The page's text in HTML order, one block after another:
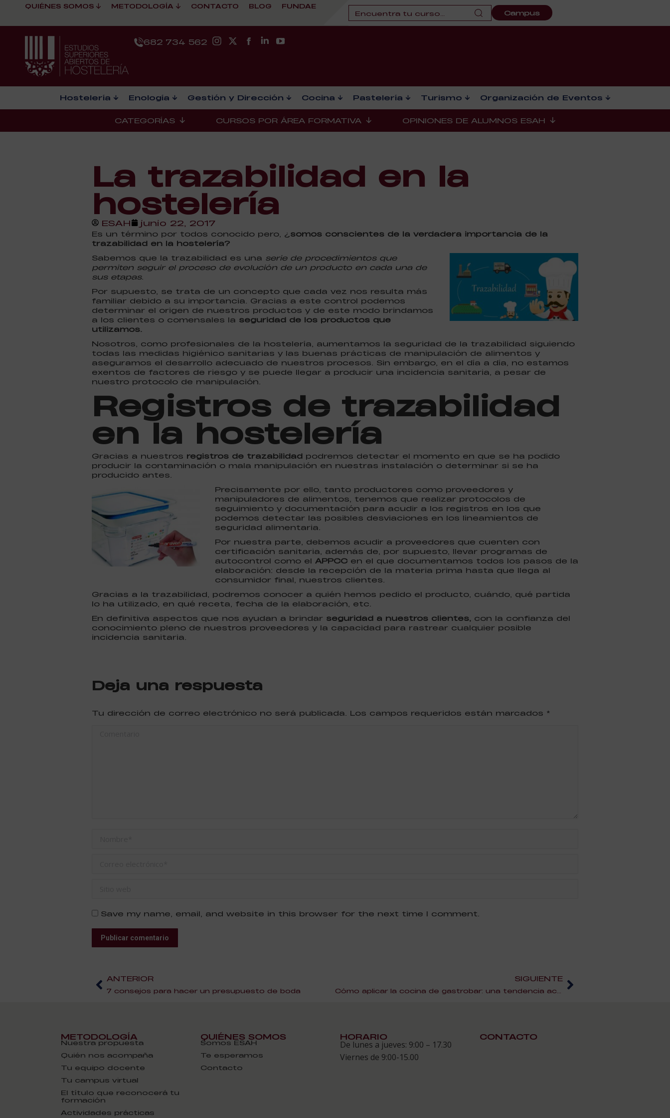
QUIÉNES SOMOS METODOLOGÍA CONTACTO BLOG FUNDAE
Campus
682 734 562
Hostelería Enología Gestión y Dirección Cocina Pastelería Turismo Organización de Eventos
CATEGORÍAS CURSOS POR ÁREA FORMATIVA OPINIONES DE ALUMNOS ESAH
La trazabilidad en la
hostelería
ESAH junio 22, 2017
Es un término por todos conocido pero, ¿ somos conscientes de la verdadera importancia de la
trazabilidad en la hostelería?
Sabemos que la trazabilidad es una serie de procedimientos que
permiten seguir el proceso de evolución de un producto en cada una de
sus etapas.
Por supuesto, se trata de un concepto que cada vez nos resulta más
familiar debido a su importancia. Gracias a este control podemos
determinar el origen de nuestros productos y de este modo brindamos
a los clientes o comensales la seguridad de los productos que
utilizamos.
Nosotros, como profesionales de la hostelería, aumentamos la seguridad de la trazabilidad siguiendo
todas las medidas higiénico sanitarias y las buenas prácticas de manipulación de alimentos y
aseguramos el desarrollo adecuado de nuestros procesos. Sin embargo, en el día a día, no estamos
exentos de factores de riesgo y se puede llegar a producir una incidencia sanitaria, a pesar de
nuestro protocolo de manipulación.
Registros de trazabilidad
en la hostelería
Gracias a nuestros registros de trazabilidad podremos detectar el momento en que se ha podido
producir la contaminación o mala manipulación en nuestras instalación o determinar si se ha
producido antes.
Precisamente por ello, tanto productores como proveedores y
manipuladores de alimentos, tenemos que realizar protocolos de
seguimiento y documentación para acudir a los registros en los que
podemos detectar las posibles desviaciones en los lineamientos de
seguridad alimentaria.
Por nuestra parte, debemos acudir a proveedores que cuenten con
certificación sanitaria, además de, por supuesto, llevar programas de
autocontrol como el APPCC en el que documentamos todos los pasos de la
elaboración: desde la recepción de la materia prima hasta que llega al
consumidor final, nuestros clientes.
Gracias a la trazabilidad, podremos conocer a quién hemos pedido el producto, cuándo, qué partida
lo ha utilizado, en qué receta, fecha de la elaboración, etc.
En definitiva aspectos que nos ayudan a brindar seguridad a nuestros clientes, con la confianza del
conocimiento pleno de nuestros proveedores y la capacidad para rastrear cualquier posible
incidencia sanitaria.
Deja una respuesta
Tu dirección de correo electrónico no será publicada. Los campos requeridos están marcados *
Save my name, email, and website in this browser for the next time I comment.
Publicar comentario
ANTERIOR
7 consejos para hacer un presupuesto de boda
SIGUIENTE
METODOLOGÍA
Nuestra propuesta
Quién nos acompaña
Tu equipo docente
Tu campus virtual
El título que reconocerá tu
formación
Actividades prácticas
QUIÉNES SOMOS
Somos ESAH
Te esperamos
Contacto
HORARIO
De lunes a jueves: 9:00 – 17.30
Viernes de 9:00-15.00
CONTACTO